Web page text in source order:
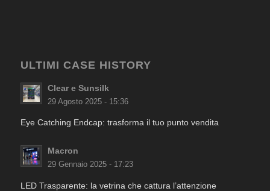
ULTIMI CASE HISTORY
Clear e Sunsilk
29 Agosto 2025 - 15:36
Eye Catching Endcap: trasforma il tuo punto vendita
Macron
29 Gennaio 2025 - 17:23
LED Trasparente: la vetrina che cattura l’attenzione